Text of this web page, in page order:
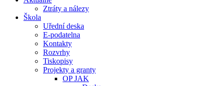
Ztráty a nálezy
Škola
Uřední deska
E-podatelna
Kontakty
Rozvrhy
Tiskopisy
Projekty a granty
OP JAK